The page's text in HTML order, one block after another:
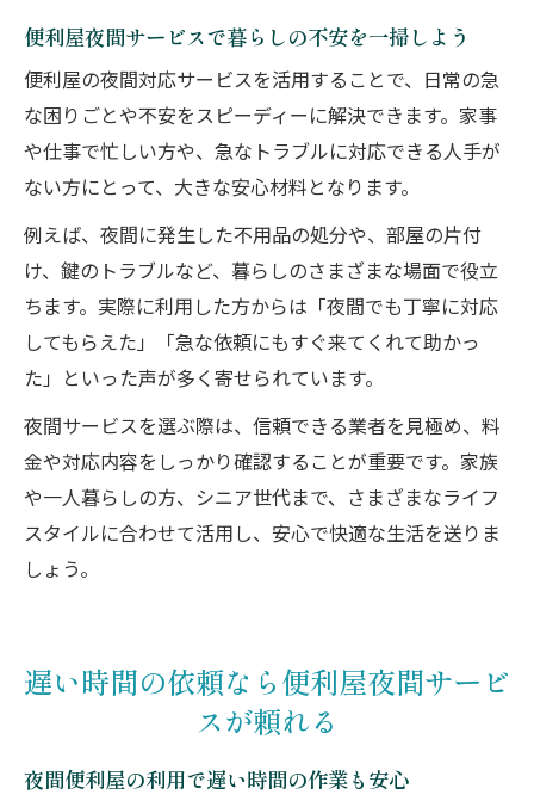
便利屋夜間サービスで暮らしの不安を一掃しよう
便利屋の夜間対応サービスを活用することで、日常の急
な困りごとや不安をスピーディーに解決できます。家事
や仕事で忙しい方や、急なトラブルに対応できる人手が
ない方にとって、大きな安心材料となります。
例えば、夜間に発生した不用品の処分や、部屋の片付
け、鍵のトラブルなど、暮らしのさまざまな場面で役立
ちます。実際に利用した方からは「夜間でも丁寧に対応
してもらえた」「急な依頼にもすぐ来てくれて助かっ
た」といった声が多く寄せられています。
夜間サービスを選ぶ際は、信頼できる業者を見極め、料
金や対応内容をしっかり確認することが重要です。家族
や一人暮らしの方、シニア世代まで、さまざまなライフ
スタイルに合わせて活用し、安心で快適な生活を送りま
しょう。
遅い時間の依頼なら便利屋夜間サービ
スが頼れる
夜間便利屋の利用で遅い時間の作業も安心